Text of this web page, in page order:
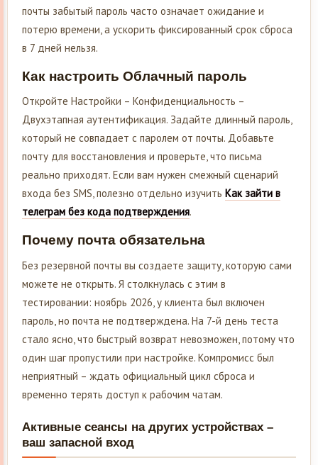
почты забытый пароль часто означает ожидание и
потерю времени, а ускорить фиксированный срок сброса
в 7 дней нельзя.
Как настроить Облачный пароль
Откройте Настройки – Конфиденциальность –
Двухэтапная аутентификация. Задайте длинный пароль,
который не совпадает с паролем от почты. Добавьте
почту для восстановления и проверьте, что письма
реально приходят. Если вам нужен смежный сценарий
входа без SMS, полезно отдельно изучить Как зайти в
телеграм без кода подтверждения.
Почему почта обязательна
Без резервной почты вы создаете защиту, которую сами
можете не открыть. Я столкнулась с этим в
тестировании: ноябрь 2026, у клиента был включен
пароль, но почта не подтверждена. На 7-й день теста
стало ясно, что быстрый возврат невозможен, потому что
один шаг пропустили при настройке. Компромисс был
неприятный – ждать официальный цикл сброса и
временно терять доступ к рабочим чатам.
Активные сеансы на других устройствах –
ваш запасной вход